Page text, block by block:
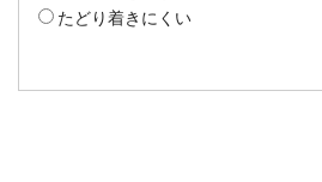
たどり着きにくい